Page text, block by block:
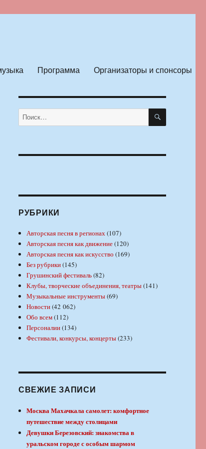
Программа Организаторы и спонсоры
Искать: ПОИСК
РУБРИКИ
Авторская песня в регионах(107)
Авторская песня как движение(120)
Авторская песня как искусство (169)
Без рубрики(145)
Грушинский фестиваль(82)
Клубы, творческие объединения, театры(141)
Музыкальные инструменты(69)
Новости(42 062)
Обо всем(112)
Персоналии(134)
Фестивали, конкурсы, концерты(233)
СВЕЖИЕ ЗАПИСИ
Москва Махачкала самолет: комфортное
путешествие между столицами
Девушки Березовский: знакомства в
уральском городе с особым шармом